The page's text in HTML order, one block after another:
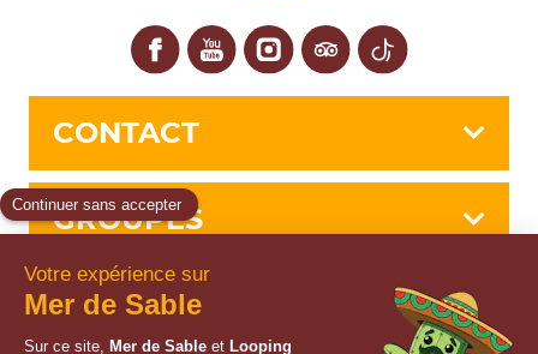
FacebookYouTubeInstagramTripadvisor
TikTok
CONTACT
GROUPES
INFOS